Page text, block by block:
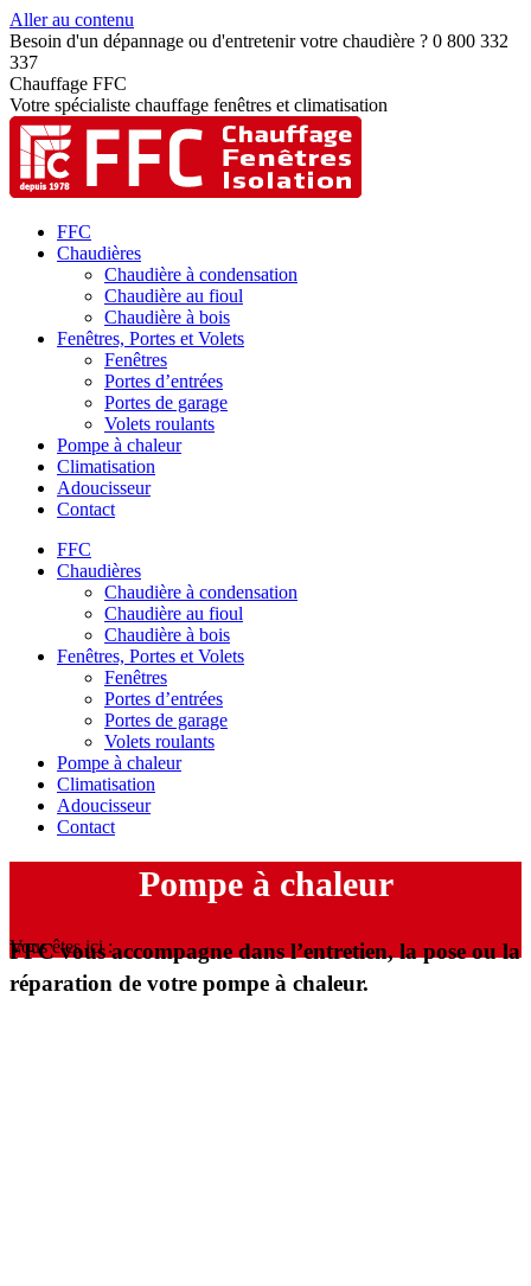
Aller au contenu
Besoin d'un dépannage ou d'entretenir votre chaudière ? 0 800 332
337
Chauffage FFC
Votre spécialiste chauffage fenêtres et climatisation
FFC
Chaudières
Chaudière à condensation
Chaudière au fioul
Chaudière à bois
Fenêtres, Portes et Volets
Fenêtres
Portes d’entrées
Portes de garage
Volets roulants
Pompe à chaleur
Climatisation
Adoucisseur
Contact
FFC
Chaudières
Chaudière à condensation
Chaudière au fioul
Chaudière à bois
Fenêtres, Portes et Volets
Fenêtres
Portes d’entrées
Portes de garage
Volets roulants
Pompe à chaleur
Climatisation
Adoucisseur
Contact
Pompe à chaleur
Vous êtes ici :
FFC vous accompagne dans l’entretien, la pose ou la
réparation de votre pompe à chaleur.